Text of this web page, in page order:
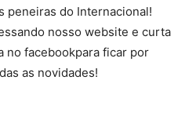
peneiras do Internacional!
nosso website e curta
no facebookpara ficar por
as novidades!